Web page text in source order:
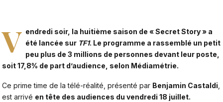
V endredi soir, la huitième saison de «Secret Story» a
été lancée sur TF1. Le programme a rassemblé un petit
peu plus de 3 millions de personnes devant leur poste,
soit 17,8% de part d’audience, selon Médiamétrie.
Ce prime time de la télé-réalité, présenté par Benjamin Castaldi
est arrivé en tête des audiences du vendredi 18 juillet.